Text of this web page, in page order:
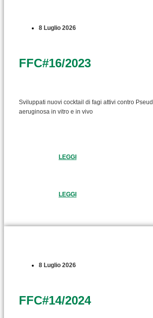
8 Luglio 2026
FFC#16/2023
Sviluppati nuovi cocktail di fagi attivi contro
aeruginosa in vitro e in vivo
LEGGI
LEGGI
8 Luglio 2026
FFC#14/2024